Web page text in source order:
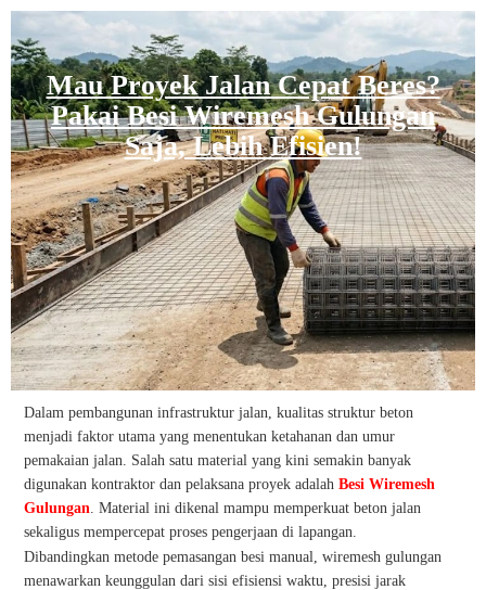
Mau Proyek Jalan Cepat Beres?
Pakai Besi Wiremesh Gulungan
Saja, Lebih Efisien!
Dalam pembangunan infrastruktur jalan, kualitas struktur beton
menjadi faktor utama yang menentukan ketahanan dan umur
pemakaian jalan. Salah satu material yang kini semakin banyak
digunakan kontraktor dan pelaksana proyek adalah Besi Wiremesh
Gulungan. Material ini dikenal mampu memperkuat beton jalan
sekaligus mempercepat proses pengerjaan di lapangan.
Dibandingkan metode pemasangan besi manual, wiremesh gulungan
menawarkan keunggulan dari sisi efisiensi waktu, presisi jarak